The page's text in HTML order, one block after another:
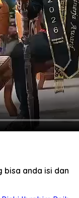
bisa anda isi dan